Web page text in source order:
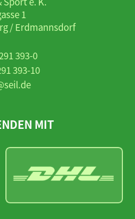
1
/ Erdmannsdorf
393-0
393-10
MIT